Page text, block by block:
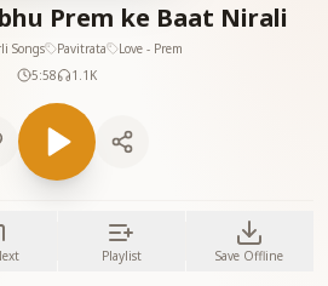
Prem ke Baat Nirali
Songs Pavitrata
Love - Prem
5:58
1.1K
Playlist Save Offline